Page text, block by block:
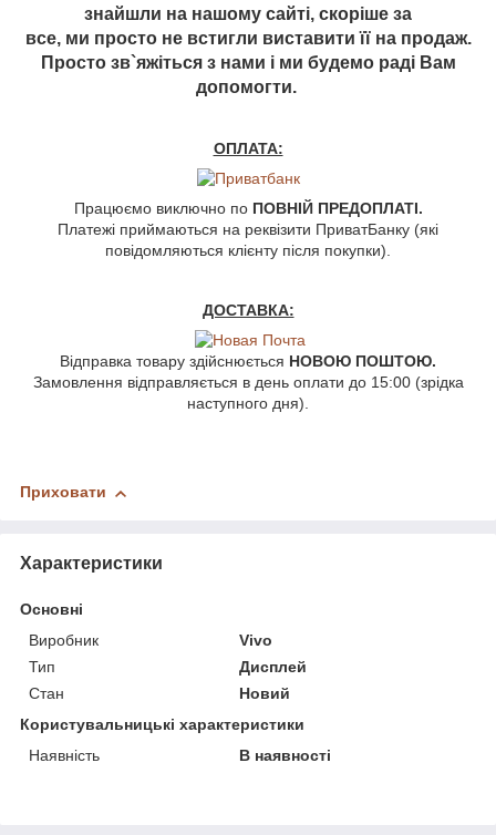
знайшли на нашому сайті, скоріше за
все, ми просто не встигли виставити її на продаж.
Просто зв`яжіться з нами і ми будемо раді Вам
допомогти.
ОПЛАТА:
Працюємо виключно по ПОВНІЙ ПРЕДОПЛАТІ.
Платежі приймаються на реквізити ПриватБанку (які
повідомляються клієнту після покупки).
ДОСТАВКА:
Відправка товару здійснюється НОВОЮ ПОШТОЮ.
Замовлення відправляється в день оплати до 15:00 (зрідка
наступного дня).
Приховати
Характеристики
Основні
Виробник
Vivo
Тип
Дисплей
Стан
Новий
Користувальницькі характеристики
Наявність
В наявності